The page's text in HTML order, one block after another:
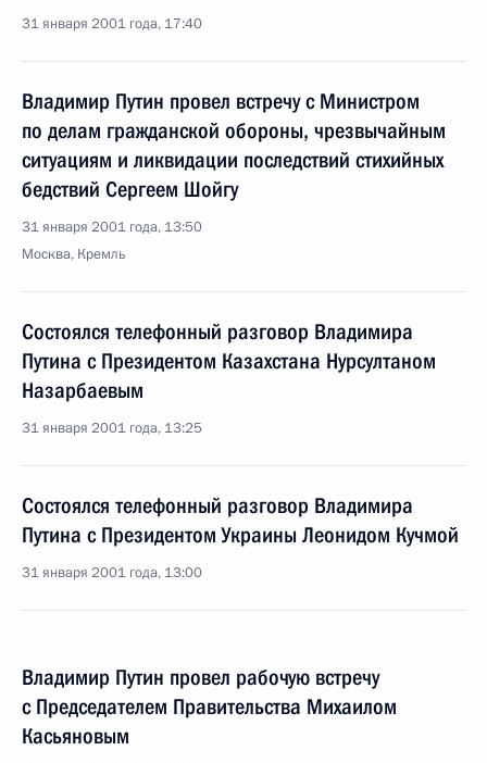
31 января 2001 года, 17:40
Владимир Путин провел встречу с Министром
по делам гражданской обороны, чрезвычайным
ситуациям и ликвидации последствий стихийных
бедствий Сергеем Шойгу
31 января 2001 года, 13:50
Москва, Кремль
Состоялся телефонный разговор Владимира
Путина с Президентом Казахстана Нурсултаном
Назарбаевым
31 января 2001 года, 13:25
Состоялся телефонный разговор Владимира
Путина с Президентом Украины Леонидом Кучмой
31 января 2001 года, 13:00
Владимир Путин провел рабочую встречу
с Председателем Правительства Михаилом
Касьяновым